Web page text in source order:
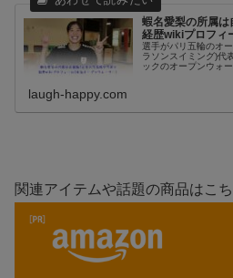
蝦名愛梨の所属は
経歴wikiプロフィ
選手がパリ五輪のオ
ラソンスイミング)代
ックのオープンウォ
laugh-happy.com
関連アイテムや話題の商品はこ